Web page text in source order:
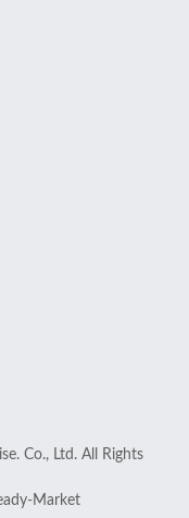
Co., Ltd.All Rights
Market